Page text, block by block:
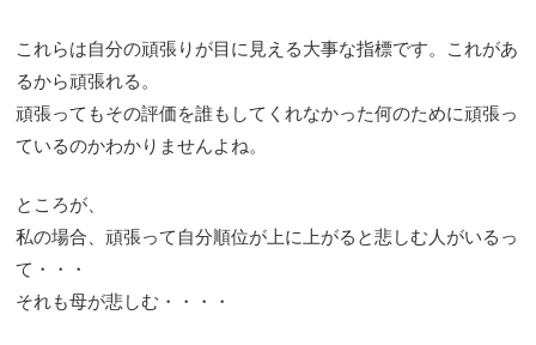
これらは自分の頑張りが目に見える大事な指標です。これがあ
るから頑張れる。
頑張ってもその評価を誰もしてくれなかった何のために頑張っ
ているのかわかりませんよね。
ところが、
私の場合、頑張って自分順位が上に上がると悲しむ人がいるっ
て・・・
それも母が悲しむ・・・・